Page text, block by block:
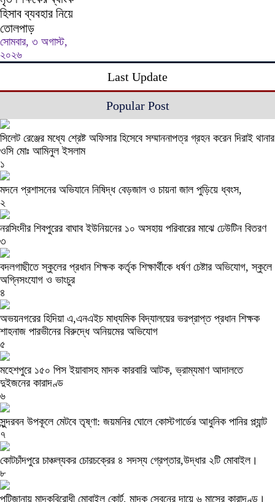
হিসাব ব্যবহার নিয়ে
তোলপাড়
সোমবার, ৩ অগাস্ট,
২০২৬
Last Update
Popular Post
সিলেট রেঞ্জের মধ্যে শ্রেষ্ট অফিসার হিসেবে সম্মাননাপত্র গ্রহন করেন দিরাই থানার
ওসি মোঃ আমিনুল ইসলাম
১
মদনে প্রশাসনের অভিযানে নিষিদ্ধ বেড়জাল ও চায়না জাল পুড়িয়ে ধ্বংস,
২
নরসিংদীর শিবপুরের বাঘাব ইউনিয়নের ১০ অসহায় পরিবারের মাঝে ঢেউটিন বিতরণ
৩
বদলগাছীতে স্কুলের প্রধান শিক্ষক কর্তৃক শিক্ষার্থীকে ধর্ষণ চেষ্টার অভিযোগ, স্কুলে
অগ্নিসংযোগ ও ভাংচুর
৪
অভয়নগরের হিদিয়া এ,এনএইচ মাধ্যমিক বিদ্যালয়ের ভরপ্রাপ্ত প্রধান শিক্ষক
শাহনাজ পারভীনের বিরুদ্ধে অনিয়মের অভিযোগ
৫
মহেশপুরে ১৫০ পিস ইয়াবাসহ মাদক কারবারি আটক, ভ্রাম্যমাণ আদালতে
দুইজনের কারাদণ্ড
৬
সুন্দরবন উপকূলে মেটবে তৃষ্ণা: জয়মনির ঘোলে কোস্টগার্ডের আধুনিক পানির প্ল্যান্ট
৭
কোটচাঁদপুরে চাঞ্চল্যকর চোরচক্রের ৪ সদস্য গ্রেপ্তার,উদ্ধার ২টি মোবাইল।
৮
পুটিজানায় মাদকবিরোধী মোবাইল কোর্ট, মাদক সেবনের দায়ে ৬ মাসের কারাদণ্ড।